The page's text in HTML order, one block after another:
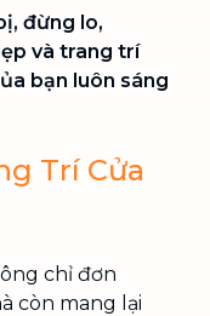
đừng lo,
và trang trí
bạn luôn sáng
Trí Cửa
chỉ đơn
còn mang lại